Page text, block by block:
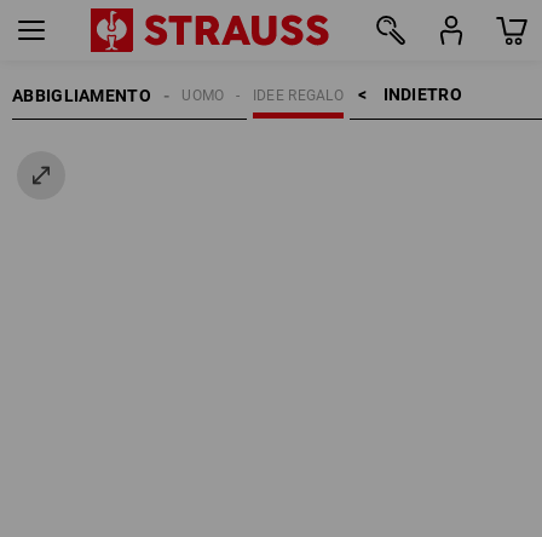
ABBIGLIAMENTO INDIETRO    >
IDEE REGALO
UOMO